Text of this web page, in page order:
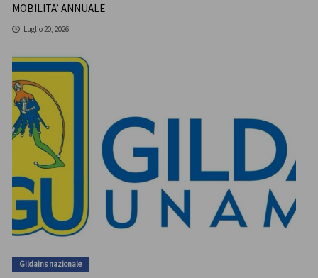
MOBILITA’ ANNUALE
Luglio 20, 2026
Gildains nazionale